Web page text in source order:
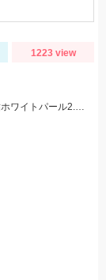
1223 view
芹川下流での釣果です。仕掛けはササメ：ピカイチ小鮎ホワイトパール2.5号がオススメです！